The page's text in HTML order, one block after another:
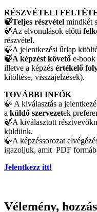
RÉSZVÉTELI
🍃Teljes részvétel mindkét
🍃Az elvonulások előtti
részvétel.
🍃A jelentkezési űrlap
🍃A képzést követő e-book
illetve a képzés értékelő
kitöltése, visszajelzések).
TOVÁBBI INFÓK
🍃 A kiválasztás a
a küldő szervezetek
🍃A kiválasztott
küldünk.
🍃A képzéssorozat
igazoljuk, amit PDF
Jelentkezz itt!
Vélemény,